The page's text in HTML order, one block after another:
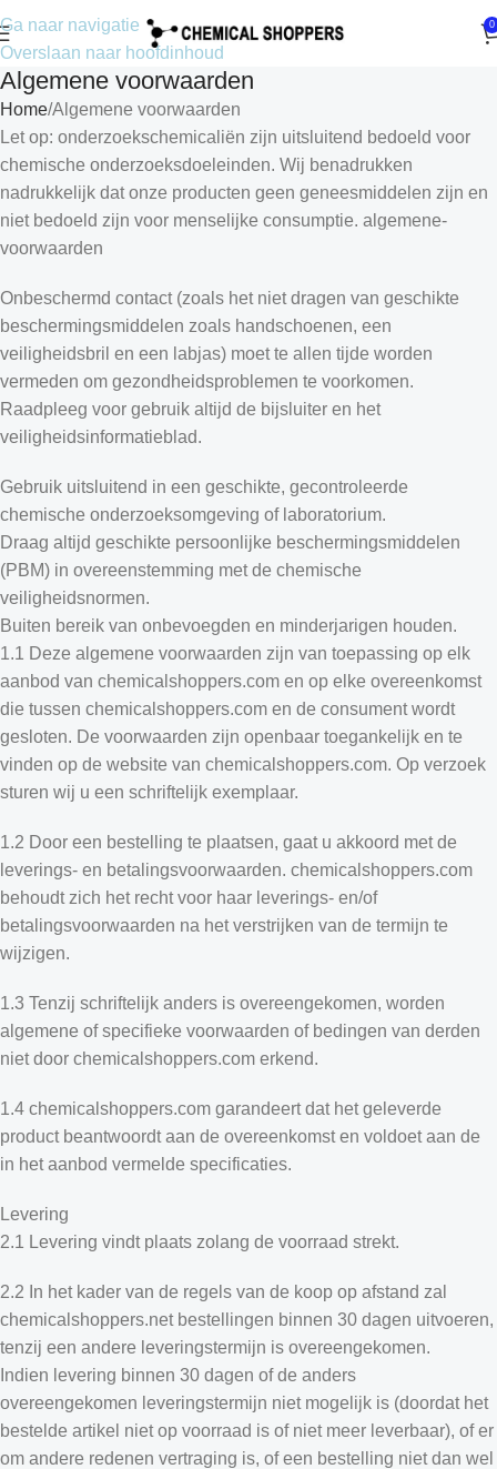
Ga naar navigatie
Overslaan naar hoofdinhoud
0
Algemene voorwaarden
Home Algemene voorwaarden
Let op: onderzoekschemicaliën zijn uitsluitend bedoeld voor
chemische onderzoeksdoeleinden. Wij benadrukken
nadrukkelijk dat onze producten geen geneesmiddelen zijn en
niet bedoeld zijn voor menselijke consumptie. algemene-
voorwaarden
Onbeschermd contact (zoals het niet dragen van geschikte
beschermingsmiddelen zoals handschoenen, een
veiligheidsbril en een labjas) moet te allen tijde worden
vermeden om gezondheidsproblemen te voorkomen.
Raadpleeg voor gebruik altijd de bijsluiter en het
veiligheidsinformatieblad.
Gebruik uitsluitend in een geschikte, gecontroleerde
chemische onderzoeksomgeving of laboratorium.
Draag altijd geschikte persoonlijke beschermingsmiddelen
(PBM) in overeenstemming met de chemische
veiligheidsnormen.
Buiten bereik van onbevoegden en minderjarigen houden.
1.1 Deze algemene voorwaarden zijn van toepassing op elk
aanbod van chemicalshoppers.com en op elke overeenkomst
die tussen chemicalshoppers.com en de consument wordt
gesloten. De voorwaarden zijn openbaar toegankelijk en te
vinden op de website van chemicalshoppers.com. Op verzoek
sturen wij u een schriftelijk exemplaar.
1.2 Door een bestelling te plaatsen, gaat u akkoord met de
leverings- en betalingsvoorwaarden. chemicalshoppers.com
behoudt zich het recht voor haar leverings- en/of
betalingsvoorwaarden na het verstrijken van de termijn te
wijzigen.
1.3 Tenzij schriftelijk anders is overeengekomen, worden
algemene of specifieke voorwaarden of bedingen van derden
niet door chemicalshoppers.com erkend.
1.4 chemicalshoppers.com garandeert dat het geleverde
product beantwoordt aan de overeenkomst en voldoet aan de
in het aanbod vermelde specificaties.
Levering
2.1 Levering vindt plaats zolang de voorraad strekt.
2.2 In het kader van de regels van de koop op afstand zal
chemicalshoppers.net bestellingen binnen 30 dagen uitvoeren,
tenzij een andere leveringstermijn is overeengekomen.
Indien levering binnen 30 dagen of de anders
overeengekomen leveringstermijn niet mogelijk is (doordat het
bestelde artikel niet op voorraad is of niet meer leverbaar), of er
om andere redenen vertraging is, of een bestelling niet dan wel